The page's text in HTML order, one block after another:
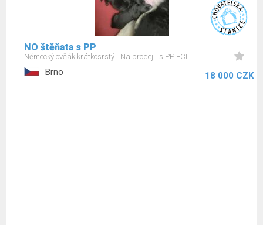
NO štěňata s PP
Německý ovčák krátkosrstý Na prodej s PP FCI
Brno 18 000 CZK